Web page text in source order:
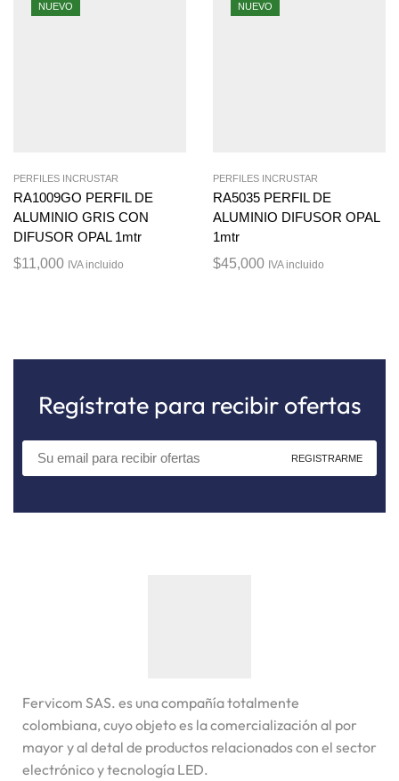
NUEVO
PERFILES INCRUSTAR
RA1009GO PERFIL DE
ALUMINIO GRIS CON
DIFUSOR OPAL 1mtr
$11,000 IVA incluido
NUEVO
PERFILES INCRUSTAR
RA5035 PERFIL DE
ALUMINIO DIFUSOR OPAL
1mtr
$45,000 IVA incluido
Regístrate para recibir ofertas
Fervicom SAS. es una compañía totalmente
colombiana, cuyo objeto es la comercialización al por
mayor y al detal de productos relacionados con el sector
electrónico y tecnología LED.